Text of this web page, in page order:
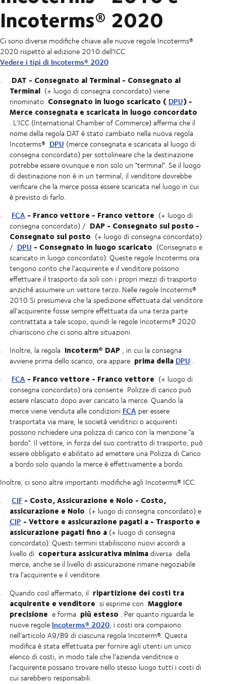
Incoterms® 2020
Ci sono diverse modifiche chiave alle nuove regole Incoterms®
2020 rispetto al edizione 2010 dell'ICC
Vedere i tipi di Incoterms® 2020
DAT - Consegnato al Terminal - Consegnato al
Terminal (+ luogo di consegna concordato) viene
rinominato Consegnato in luogo scaricato ( DPU) -
Merce consegnata e scaricata in luogo concordato
. L'ICC (International Chamber of Commerce) afferma che il
nome della regola DAT è stato cambiato nella nuova regola
Incoterms® DPU (merce consegnata e scaricata al luogo di
consegna concordato) per sottolineare che la destinazione
potrebbe essere ovunque e non solo un "terminal". Se il luogo
di destinazione non è in un terminal, il venditore dovrebbe
verificare che la merce possa essere scaricata nel luogo in cui
è previsto di farlo.
FCA- Franco vettore - Franco vettore (+ luogo di
consegna concordato) / DAP - Consegnato sul posto -
Consegnato sul posto (+ luogo di consegna concordato)
/ DPU - Consegnato in luogo scaricato (Consegnato e
scaricato in luogo concordato): Queste regole Incoterms ora
tengono conto che l'acquirente e il venditore possono
effettuare il trasporto da soli con i propri mezzi di trasporto
anziché assumere un vettore terzo. Nelle regole Incoterms®
2010 Si presumeva che la spedizione effettuata dal venditore
all'acquirente fosse sempre effettuata da una terza parte
contrattata a tale scopo, quindi le regole Incoterms® 2020
chiariscono che ci sono altre situazioni.
Inoltre, la regola Incoterm® DAP , in cui la consegna
avviene prima dello scarico, ora appare prima della DPU .
FCA- Franco vettore - Franco vettore (+ luogo di
consegna concordato) ora consente Polizze di caricopuò
essere rilasciato dopo aver caricato la merce. Quando la
merce viene venduta alle condizioni FCAper essere
trasportata via mare, le società venditrici o acquirenti
possono richiedere una polizza di carico con la menzione "a
bordo". Il vettore, in forza del suo contratto di trasporto, può
essere obbligato e abilitato ad emettere una Polizza di Carico
a bordo solo quando la merce è effettivamente a bordo.
Inoltre, ci sono altre importanti modifiche agli Incoterms® ICC:
CIF- Costo, Assicurazione e Nolo - Costo,
assicurazione e Nolo (+ luogo di consegna concordato) e
CIP - Vettore e assicurazione pagati a - Trasporto e
assicurazione pagati fino a (+ luogo di consegna
concordato): Questi termini stabiliscono nuovi accordi a
livello di copertura assicurativa minimadiversa della
merce, anche se il livello di assicurazione rimane negoziabile
tra l'acquirente e il venditore.
Quando così affermato, il ripartizione dei costi tra
acquirente e venditore si esprime con Maggiore
precisione e forma più esteso . Per quanto riguarda le
nuove regole Incoterms® 2020, i costi ora compaiono
nell'articolo A9/B9 di ciascuna regola Incoterm®. Questa
modifica è stata effettuata per fornire agli utenti un unico
elenco di costi, in modo tale che l'azienda venditrice o
l'acquirente possano trovare nello stesso luogo tutti i costi di
cui sarebbero responsabili.